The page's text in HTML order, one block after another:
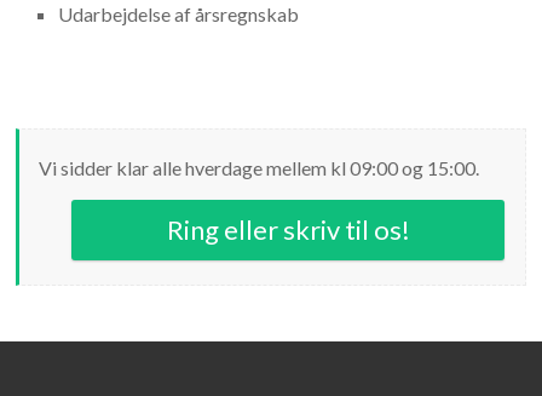
Udarbejdelse af årsregnskab
Vi sidder klar alle hverdage mellem kl 09:00 og 15:00.
Ring eller skriv til os!